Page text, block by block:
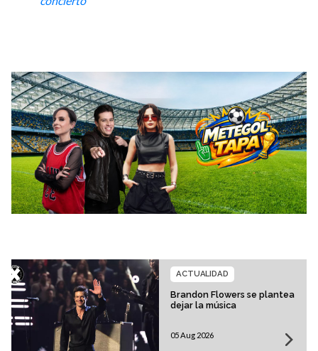
Brandon Flowers se plantea
dejar la música
ACTUALIDAD
05 Aug 2026